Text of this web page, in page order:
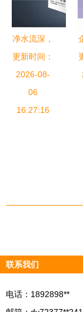
净水流深，
百年向善
净水科技品
牌VI策划设
计全案解析
更新时间：
2026-08-
06
16:27:16
联系我们
电话：1892898**